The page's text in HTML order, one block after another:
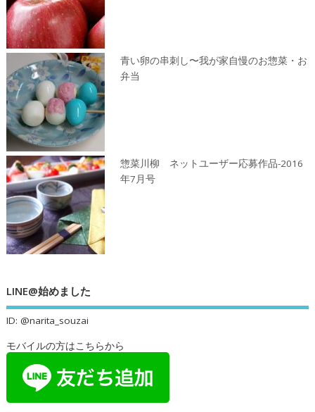
青い卵の串刺し〜我が家自慢のお惣菜・お
弁当
惣菜川柳 ネットユーザー応募作品-2016
年7月号
LINE@始めました
ID: @narita_souzai
モバイルの方はこちらから